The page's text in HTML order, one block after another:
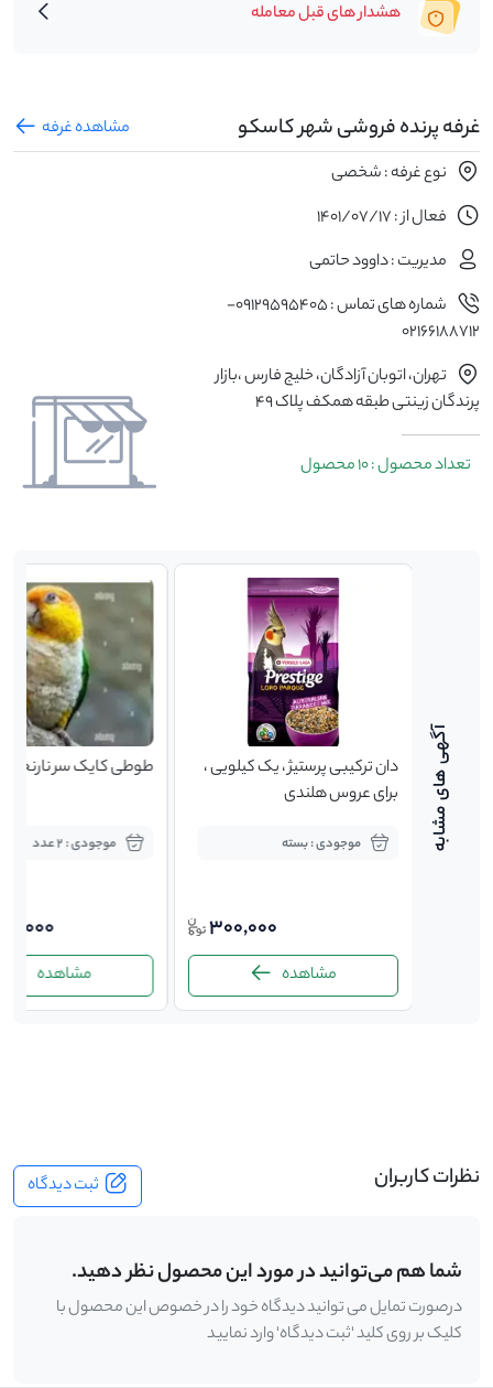
هشدار های قبل معامله
غرفه پرنده فروشی شهر کاسکو
مشاهده غرفه
نوع غرفه : شخصی
فعال از : 1401/07/17
مدیریت : داوود حاتمی
شماره های تماس : 09129595405-
02166188712
تهران، اتوبان آزادگان، خلیج فارس ،بازار
پرندگان زینتی طبقه همکف پلاک 49
تعداد محصول : 10 محصول
دان ترکیبی پرستیژ ، یک کیلویی ،
برای عروس هلندی
موجودی : بسته
300,000
مشاهده
طوطی کایک سر نارنجی
موجودی : 2 عدد
مشاهده
نظرات کاربران ثبت دیدگاه
شما هم می‌توانید در مورد این محصول نظر دهید.
درصورت تمایل می توانید دیدگاه خود را در خصوص این محصول با
کلیک بر روی کلید 'ثبت دیدگاه' وارد نمایید